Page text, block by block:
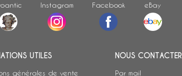
Instagram Facebook eBay
UTILES
générales de vente
NOUS CONTACTER
Par mail